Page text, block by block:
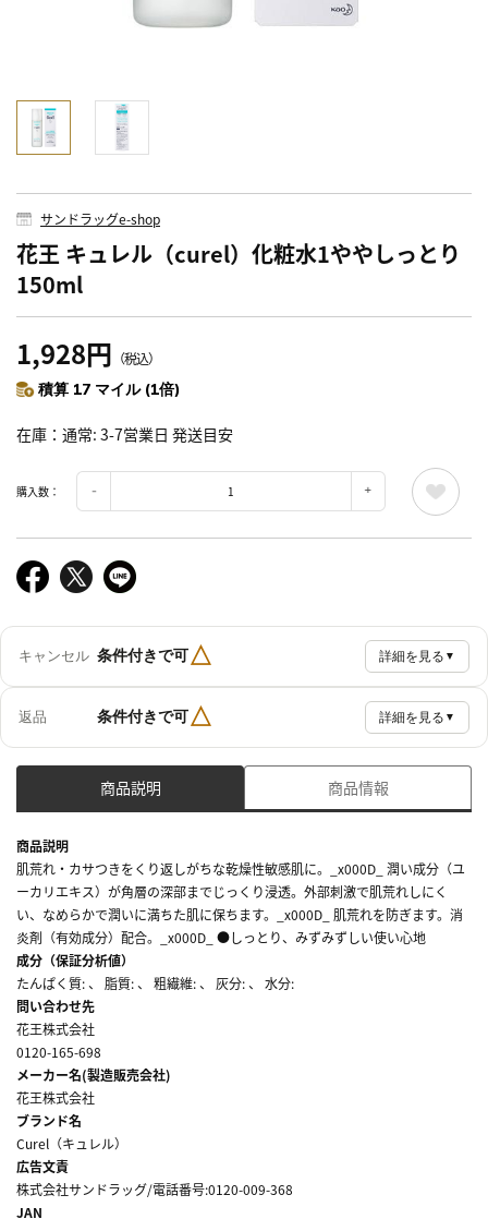
サンドラッグe-shop
花王 キュレル（curel）化粧水1ややしっとり
150ml
1,928円 （税込）
積算 17 マイル (1倍)
在庫 通常: 3-7営業日 発送目安
購入数：
キャンセル 条件付きで可△ 詳細を見る ▼
返品 条件付きで可△ 詳細を見る ▼
商品説明 商品情報
商品説明
肌荒れ・カサつきをくり返しがちな乾燥性敏感肌に。_x000D_ 潤い成分（ユ
ーカリエキス）が角層の深部までじっくり浸透。外部刺激で肌荒れしにく
い、なめらかで潤いに満ちた肌に保ちます。_x000D_ 肌荒れを防ぎます。消
炎剤（有効成分）配合。_x000D_ ●しっとり、みずみずしい使い心地
成分（保証分析値）
たんぱく質: 、 脂質: 、 粗繊維: 、 灰分: 、 水分:
問い合わせ先
花王株式会社
0120-165-698
メーカー名(製造販売会社)
花王株式会社
ブランド名
Curel（キュレル）
広告文責
株式会社サンドラッグ/電話番号:0120-009-368
JAN